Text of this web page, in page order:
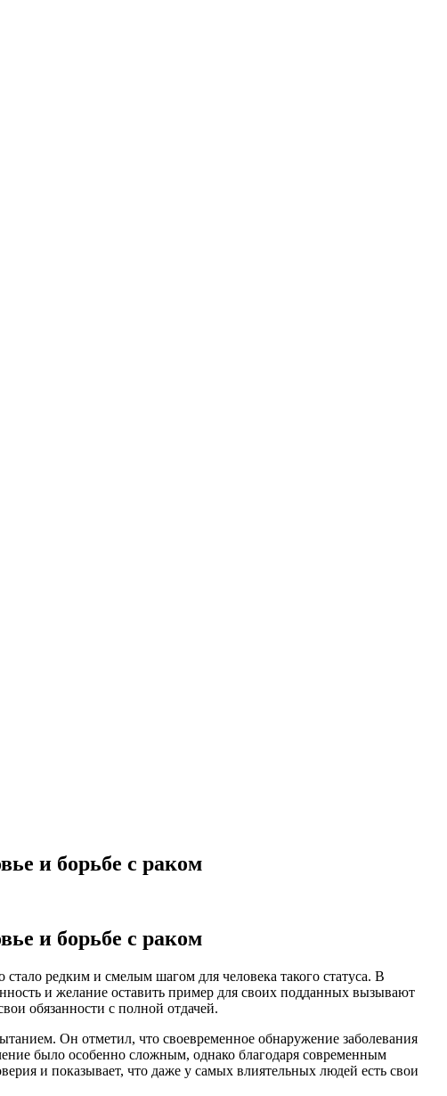
и борьбе с раком
и борьбе с раком
редким и смелым шагом для человека такого статуса. В
и желание оставить пример для своих подданных вызывают
обязанности с полной отдачей.
Он отметил, что своевременное обнаружение заболевания
было особенно сложным, однако благодаря современным
и показывает, что даже у самых влиятельных людей есть свои